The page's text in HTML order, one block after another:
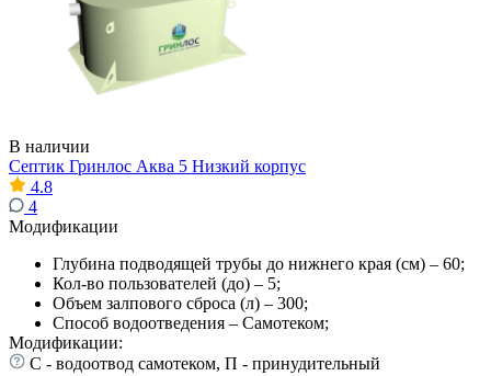
В наличии
Септик Гринлос Аква 5 Низкий корпус
4.8
4
Модификации
Глубина подводящей трубы до нижнего края (см) – 60;
Кол-во пользователей (до) – 5;
Объем залпового сброса (л) – 300;
Способ водоотведения – Самотеком;
Модификации:
С - водоотвод самотеком, П - принудительный